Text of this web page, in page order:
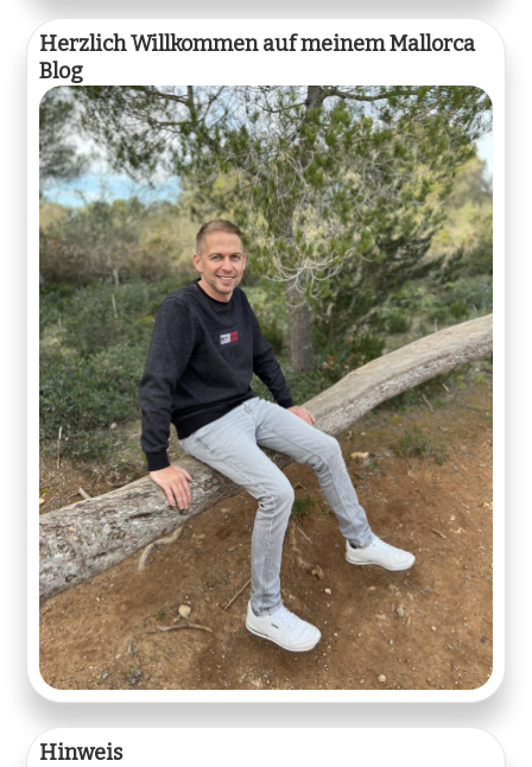
Herzlich Willkommen auf meinem Mallorca
Blog
Hinweis